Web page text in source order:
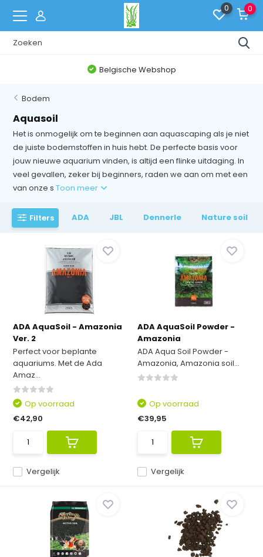
0 0
Belgische Webshop
Bodem
Aquasoil
Het is onmogelijk om te beginnen aan aquascaping als je niet
de juiste bodemstoffen in huis hebt. De perfecte basis voor
jouw nieuwe aquarium vinden, is altijd een flinke uitdaging. In
veel gevallen, zeker bij beginners, raden we aan om met een
van onze sToon meer
Filters ADA JBL Dennerle Nature soil
ADA AquaSoil - Amazonia
Ver. 2
Perfect voor beplante
aquariums. Met de Ada
Amaz...
Vergelijk
Op voorraad
€42,90
ADA AquaSoil Powder -
Amazonia
ADA Aqua Soil Powder -
Amazonia, Amazonia soil...
Vergelijk
Op voorraad
€39,95